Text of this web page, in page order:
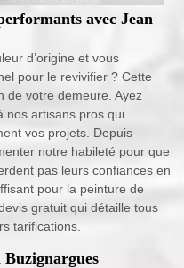
avec Jean
d’origine et vous
pour le revivifier ? Cette
de votre demeure. Ayez
nos artisans pros qui
vos projets. Depuis
notre habileté pour que
pas leurs confiances en
pour la peinture de
gratuit qui détaille tous
tarifications.